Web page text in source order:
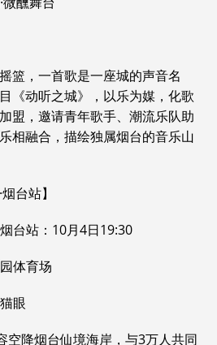
篮，一首歌是一座城的声音名
《动听之城》，以乐为媒，化歌
盟，邀请青年歌手、潮流乐队助
相融合，描绘独属烟台的音乐山
台站】
台站：10月4日19:30
体育场
眼
空降烟台仙境海岸，与3万人共同